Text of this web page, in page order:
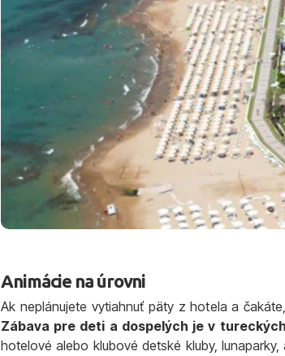
Animácie na úrovni
Ak neplánujete vytiahnuť päty z hotela a
Zábava pre deti a dospelých je v
hotelové alebo klubové detské kluby,